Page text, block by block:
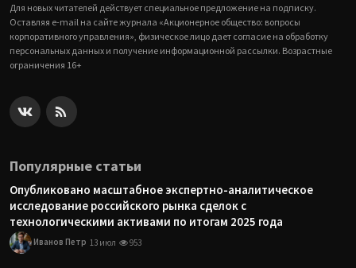
Для новых читателей действует специальное предложение на подписку.
Оставляя e-mail на сайте журнала «Акционерное общество: вопросы
корпоративного управления», физическое лицо дает согласие на обработку
персональных данных и получение информационной рассылки. Возрастные
ограничения 16+
Популярные статьи
Опубликовано масштабное экспертно-аналитическое
исследование российского рынка сделок с
технологическими активами по итогам 2025 года
Иванов Петр 13 июл 953